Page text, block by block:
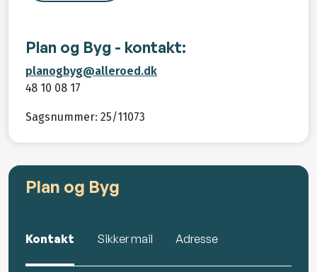
Plan og Byg - kontakt:
planogbyg@alleroed.dk
48 10 08 17
Sagsnummer: 25/11073
Plan og Byg
Kontakt Sikker mail Adresse